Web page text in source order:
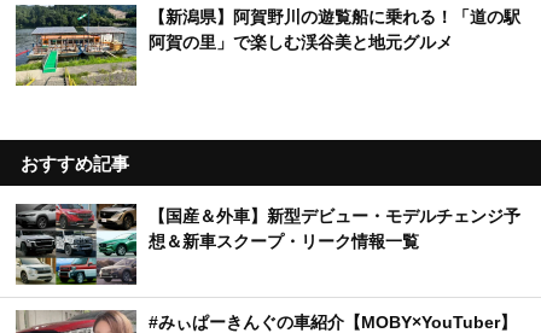
【新潟県】阿賀野川の遊覧船に乗れる！「道の駅
阿賀の里」で楽しむ渓谷美と地元グルメ
おすすめ記事
【国産＆外車】新型デビュー・モデルチェンジ予
想＆新車スクープ・リーク情報一覧
#みぃぱーきんぐの車紹介【MOBY×YouTuber】